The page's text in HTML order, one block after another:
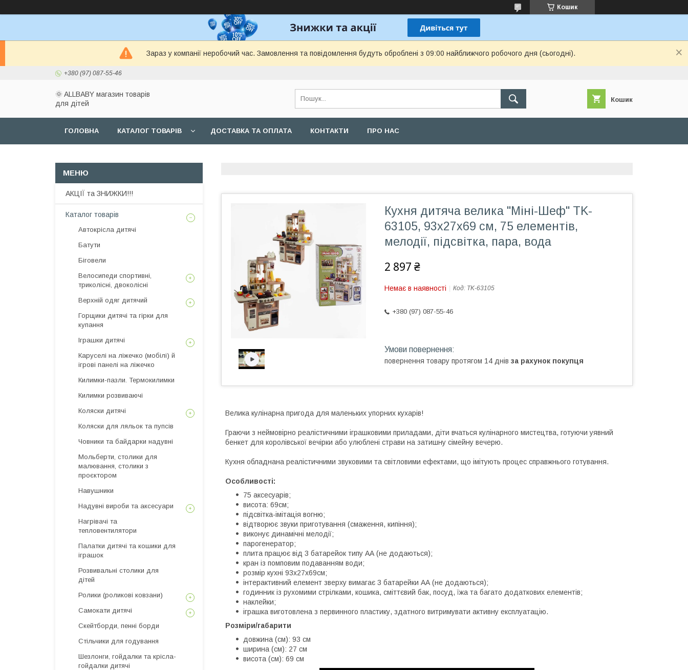
Кошик
Зараз у компанії неробочий час. Замовлення та повідомлення будуть оброблені з 09:00 найближчого робочого дня (сьогодні).
+380 (97) 087-55-46
🌞 ALLBABY магазин товарів
для дітей
Кошик
ГОЛОВНА КАТАЛОГ ТОВАРІВ ДОСТАВКА ТА ОПЛАТА КОНТАКТИ ПРО НАС
Кухня дитяча велика "Міні-Шеф" TK-
63105, 93х27х69 см, 75 елементів,
мелодії, підсвітка, пара, вода
2 897 ₴
Немає в наявності Код: TK-63105
+380 (97) 087-55-46
повернення товару протягом 14 днів за рахунок покупця
Велика кулінарна пригода для маленьких упорних кухарів!
Граючи з неймовірно реалістичними іграшковими приладами, діти вчаться кулінарного мистецтва, готуючи уявний
бенкет для королівської вечірки або улюблені страви на затишну сімейну вечерю.
Кухня обладнана реалістичними звуковими та світловими ефектами, що імітують процес справжнього готування.
Особливості:
75 аксесуарів;
висота: 69см;
підсвітка-імітація вогню;
відтворює звуки приготування (смаження, кипіння);
виконує динамічні мелодії;
парогенератор;
плита працює від 3 батарейок типу АА (не додаються);
кран із помповим подаванням води;
розмір кухні 93х27х69см;
інтерактивний елемент зверху вимагає 3 батарейки АА (не додаються);
годинник із рухомими стрілками, кошика, сміттєвий бак, посуд, їжа та багато додаткових елементів;
наклейки;
іграшка виготовлена з первинного пластику, здатного витримувати активну експлуатацію.
Розміри/габарити
довжина (см): 93 см
ширина (см): 27 см
висота (см): 69 см
АКЦІЇ та ЗНИЖКИ!!!
Каталог товарів
Автокрісла дитячі
Батути
Біговели
Велосипеди спортивні,
триколісні, двоколісні
Верхній одяг дитячий
Горщики дитячі та гірки для
купання
Іграшки дитячі
Каруселі на ліжечко (мобілі) й
ігрові панелі на ліжечко
Килимки-пазли. Термокилимки
Килимки розвиваючі
Коляски дитячі
Коляски для ляльок та пупсів
Човники та байдарки надувні
Мольберти, столики для
малювання, столики з
проєктором
Навушники
Надувні вироби та аксесуари
Нагрівачі та
тепловентилятори
Палатки дитячі та кошики для
іграшок
Розвивальні столики для
дітей
Ролики (роликові ковзани)
Самокати дитячі
Скейтборди, пенні борди
Стільчики для годування
Шезлонги, гойдалки та крісла-
гойдалки дитячі